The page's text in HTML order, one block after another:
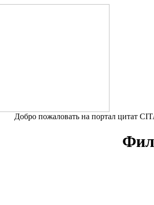
Добро пожаловать на портал цитат